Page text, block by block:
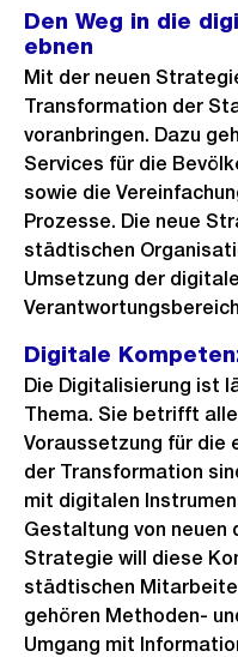
Den Weg in die
ebnen
Mit der neuen
Transformation der
voranbringen. Dazu
Services für die
sowie die
Prozesse. Die neue
städtischen
Umsetzung der
Digitale
Die Digitalisierung ist
Thema. Sie betrifft
Voraussetzung für die
der Transformation
mit digitalen
Gestaltung von neuen
Strategie will diese
städtischen
gehören Methoden-
Umgang mit